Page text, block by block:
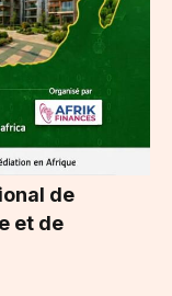
de
et de